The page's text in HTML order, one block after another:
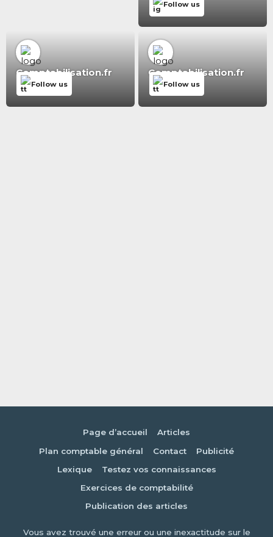
Follow us
Comptabilisation.fr
Follow us
Comptabilisation.fr
Follow us
Page d’accueil
Articles
Plan comptable général
Contact
Publicité
Lexique
Testez vos connaissances
Exercices de comptabilité
Publication des articles
Vous avez trouvé une erreur ou une inexactitude sur le